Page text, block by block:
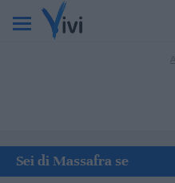
Sei di Massafra se